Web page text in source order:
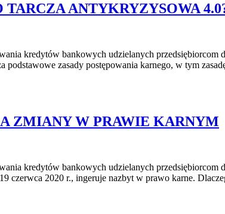
ANTYKRYZYSOWA
kredytów bankowych udzielanych
zasady postępowania karnego, w tym
ZMIANY W PRAWIE KARNYM
kredytów bankowych udzielanych
czerwca 2020 r., ingeruje nazbyt w prawo karne.